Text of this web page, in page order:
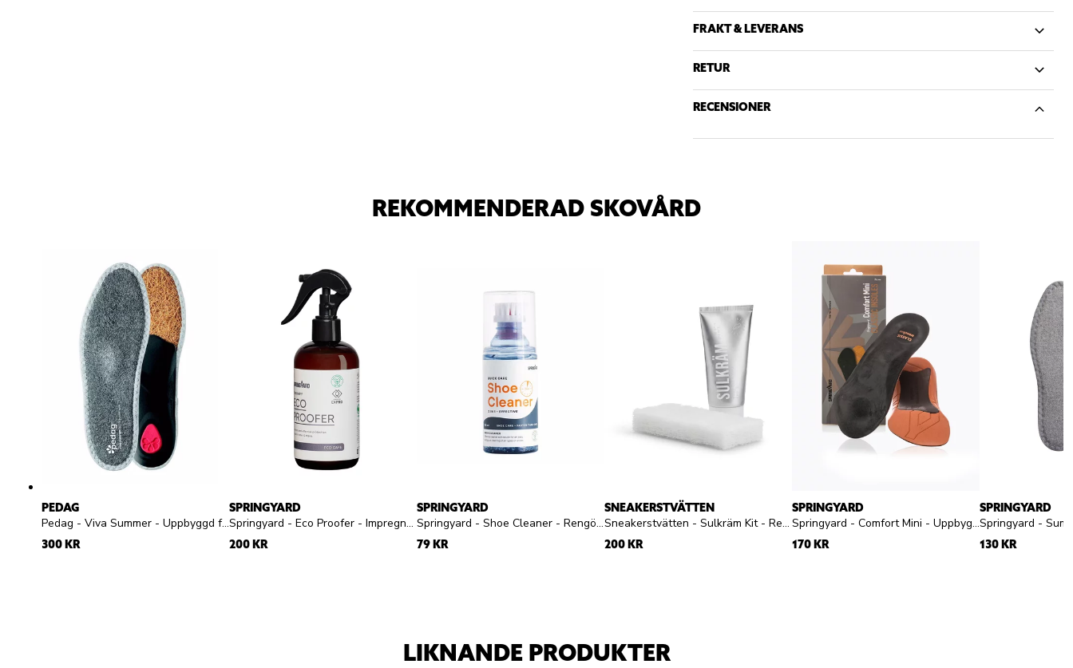
FRAKT & LEVERANS
RETUR
RECENSIONER
REKOMMENDERAD SKOVÅRD
PEDAG
Pedag - Viva Summer - Uppbyggd frottésula
300 KR
SPRINGYARD
Springyard - Eco Proofer - Impregneringsspray
200 KR
SPRINGYARD
Springyard - Shoe Cleaner - Rengöringsgel
79 KR
SNEAKERSTVÄTTEN
Sneakerstvätten - Sulkräm Kit - Rengöringskit för sulkanter
200 KR
SPRINGYARD
Springyard - Comfort Mini - Uppbyggd sula
170 KR
SPRINGYARD
130 KR
LIKNANDE PRODUKTER